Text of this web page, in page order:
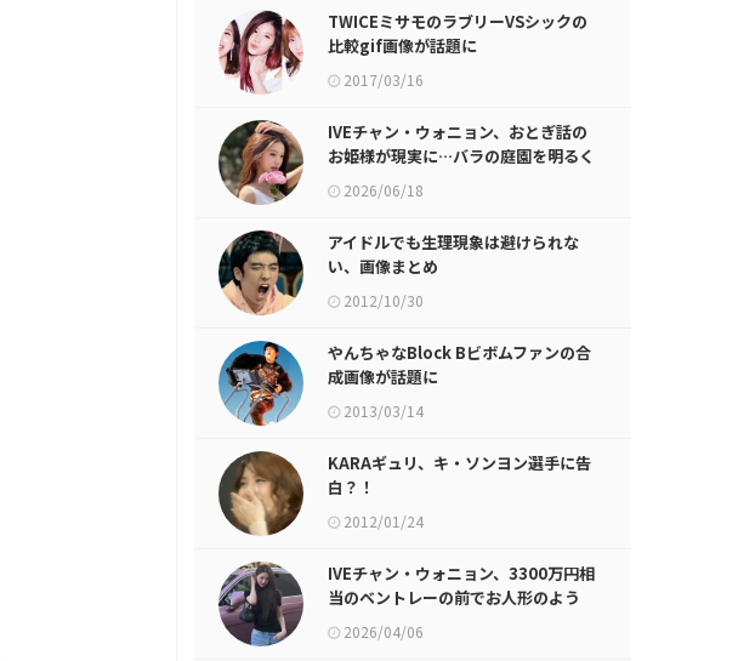
TWICEミサモのラブリーVSシックの
比較gif画像が話題に
2017/03/16
IVEチャン・ウォニョン、おとぎ話の
お姫様が現実に…バラの庭園を明るく
照らすお人形ビジュアル
2026/06/18
アイドルでも生理現象は避けられな
い、画像まとめ
2012/10/30
やんちゃなBlock Bビボムファンの合
成画像が話題に
2013/03/14
KARAギュリ、キ・ソンヨン選手に告
白？！
2012/01/24
IVEチャン・ウォニョン、3300万円相
当のベントレーの前でお人形のよう
な美貌披露…スーパーカーより目を引
くモデルのようなボディライン
2026/04/06